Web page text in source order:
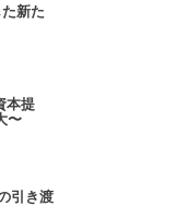
新た
本提
〜
引き渡